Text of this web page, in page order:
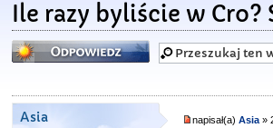
Ile razy byliście w Cro?
Odpowiedz
Asia napisał(a)Asia »